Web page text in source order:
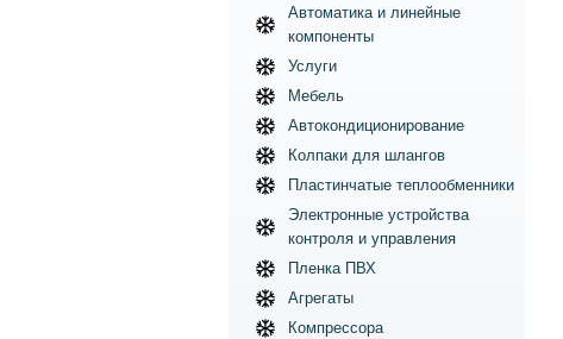
Автоматика и линейные
компоненты
Услуги
Мебель
Автокондиционирование
Колпаки для шлангов
Пластинчатые теплообменники
Электронные устройства
контроля и управления
Пленка ПВХ
Агрегаты
Компрессора